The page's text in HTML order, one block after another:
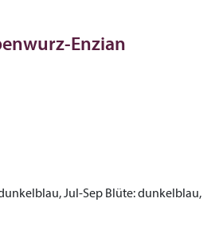
Enzian
Jul-Sep Blüte:dunkelblau,